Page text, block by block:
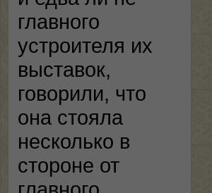
главного
устроителя их
выставок,
говорили, что
она стояла
несколько в
стороне от